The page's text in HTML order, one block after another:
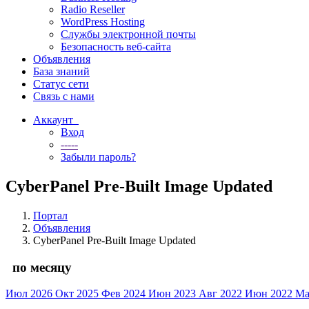
Radio Reseller
WordPress Hosting
Службы электронной почты
Безопасность веб-сайта
Объявления
База знаний
Статус сети
Связь с нами
Аккаунт
Вход
-----
Забыли пароль?
CyberPanel Pre-Built Image Updated
Портал
Объявления
CyberPanel Pre-Built Image Updated
по месяцу
Июл 2026 Окт 2025 Фев 2024 Июн 2023 Авг 2022 Июн 2022